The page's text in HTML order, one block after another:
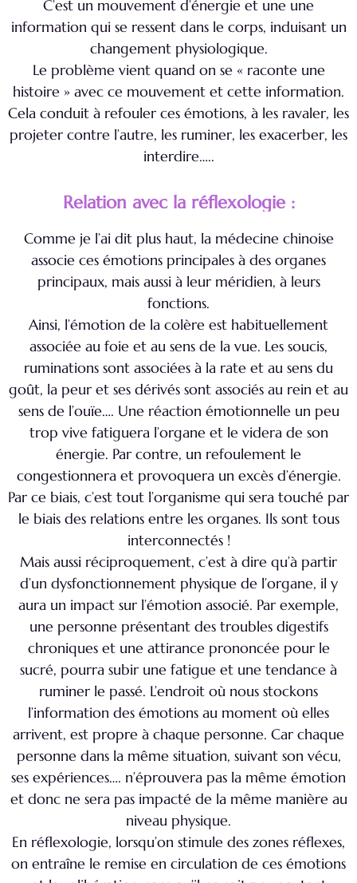
C’est un mouvement d’énergie et une une
information qui se ressent dans le corps, induisant un
changement physiologique.
Le problème vient quand on se « raconte une
histoire » avec ce mouvement et cette information.
Cela conduit à refouler ces émotions, à les ravaler, les
projeter contre l’autre, les ruminer, les exacerber, les
interdire…..
Relation avec la réflexologie :
Comme je l’ai dit plus haut, la médecine chinoise
associe ces émotions principales à des organes
principaux, mais aussi à leur méridien, à leurs
fonctions.
Ainsi, l’émotion de la colère est habituellement
associée au foie et au sens de la vue. Les soucis,
ruminations sont associées à la rate et au sens du
goût, la peur et ses dérivés sont associés au rein et au
sens de l’ouïe…. Une réaction émotionnelle un peu
trop vive fatiguera l’organe et le videra de son
énergie. Par contre, un refoulement le
congestionnera et provoquera un excès d’énergie.
Par ce biais, c’est tout l’organisme qui sera touché par
le biais des relations entre les organes. Ils sont tous
interconnectés !
Mais aussi réciproquement, c’est à dire qu’à partir
d’un dysfonctionnement physique de l’organe, il y
aura un impact sur l’émotion associé. Par exemple,
une personne présentant des troubles digestifs
chroniques et une attirance prononcée pour le
sucré, pourra subir une fatigue et une tendance à
ruminer le passé. L’endroit où nous stockons
l’information des émotions au moment où elles
arrivent, est propre à chaque personne. Car chaque
personne dans la même situation, suivant son vécu,
ses expériences…. n’éprouvera pas la même émotion
et donc ne sera pas impacté de la même manière au
niveau physique.
En réflexologie, lorsqu’on stimule des zones réflexes,
on entraîne le remise en circulation de ces émotions